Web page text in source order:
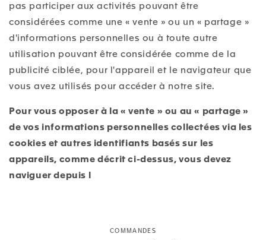
pas participer aux activités pouvant être
considérées comme une « vente » ou un « partage »
d'informations personnelles ou à toute autre
utilisation pouvant être considérée comme de la
publicité ciblée, pour l'appareil et le navigateur que
vous avez utilisés pour accéder à notre site.
Pour vous opposer à la « vente » ou au « partage »
de vos informations personnelles collectées via les
cookies et autres identifiants basés sur les
appareils, comme décrit ci-dessus, vous devez
naviguer depuis l
COMMANDES